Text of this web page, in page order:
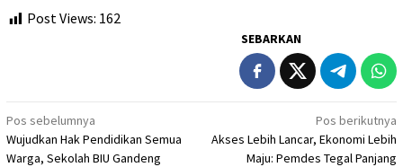
Post Views: 162
SEBARKAN
Navigasi
pos
Pos sebelumnya
Wujudkan Hak Pendidikan Semua
Warga, Sekolah BIU Gandeng
Pos berikutnya
Akses Lebih Lancar, Ekonomi Lebih
Maju: Pemdes Tegal Panjang